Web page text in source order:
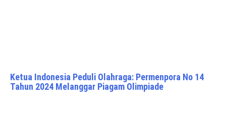
Ketua Indonesia Peduli Olahraga: Permenpora No 14
Tahun 2024 Melanggar Piagam Olimpiade